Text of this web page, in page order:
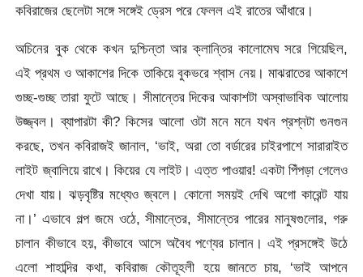
কবিরাজের ছেলেটা সঙ্গে সঙ্গেই ড্রেস পরে ফেলল এই রাতের আঁধারে।
অচিনের বুক থেকে কখন দুশ্চিন্তা আর ক্লান্তির কালোমেঘ সরে গিয়েছিল,
এই প্রথম ও আকাশের দিকে তাকিয়ে বুকভরে শ্বাস নেয়। মাঝরাতের আকাশে
গুচ্ছ-গুচ্ছ তারা ফুটে আছে। সীমান্তের দিকের আকাশটা অস্বাভাবিক আলোয়
উজ্জ্বল। ব্যাপারটা কী? কিসের আলো ওটা মনে মনে যখন প্রশ্নটা গুনগুন
করছে, তখন কবিরাজই জানাল, ‘ভাই, অরা তো বর্ডারের চাইরপাশে সারারাইত
লাইট জ্বালিয়ে রাখে। কিয়ের যে লাইট। এত্ত পাওয়ার! একটা পিঁপড়া গেলেও
দেখা যায়। ঝড়বৃষ্টির মধ্যেও জ্বলে। কোনো সময়ই দেখি অগো কারেন্ট যায়
না।’ এভাবে গল্প জমে ওঠে, সীমান্তের, সীমান্তের পারের মানুষগুলোর, গরু
চালান কীভাবে হয়, কীভাবে আসে অবৈধ পণ্যের চালান। এই প্রসঙ্গেই উঠে
এলো শাহাব্দির কথা, কবিরাজ কৌতূহলী হয়ে জানতে চায়, ‘ভাই আপনে